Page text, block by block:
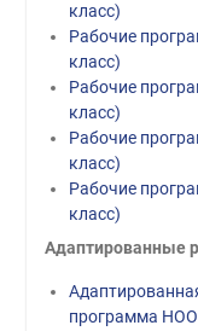
класс)
Рабочие
класс)
Рабочие
класс)
Рабочие
класс)
Рабочие
класс)
Адаптированные
программа